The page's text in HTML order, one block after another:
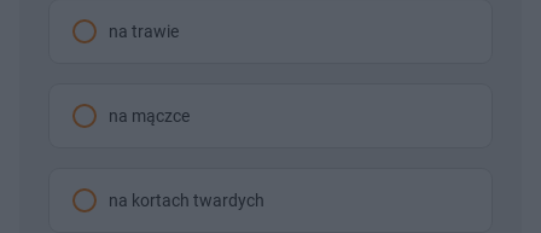
na trawie
na mączce
na kortach twardych